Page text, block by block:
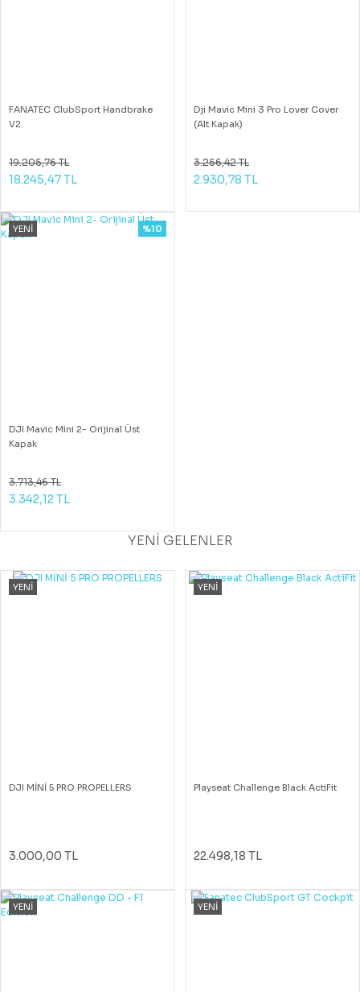
FANATEC ClubSport Handbrake
V2
19.205,76 TL
18.245,47 TL
Dji Mavic Mini 3 Pro Lover Cover
(Alt Kapak)
3.256,42 TL
2.930,78 TL
YENİ
DJI Mavic Mini 2- Orijinal Üst
Kapak
%10
3.713,46 TL
3.342,12 TL
YENİ GELENLER
YENİ
DJI MİNİ 5 PRO PROPELLERS
3.000,00 TL
YENİ
Playseat Challenge Black ActiFit
22.498,18 TL
YENİ YENİ